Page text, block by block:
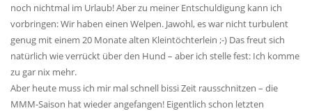
noch nichtmal im Urlaub! Aber zu meiner Entschuldigung kann ich
vorbringen: Wir haben einen Welpen. Jawohl, es war nicht turbulent
genug mit einem 20 Monate alten Kleintöchterlein ;-) Das freut sich
natürlich wie verrückt über den Hund – aber ich stelle fest: Ich komme
zu gar nix mehr.
Aber heute muss ich mir mal schnell bissi Zeit rausschnitzen – die
MMM-Saison hat wieder angefangen! Eigentlich schon letzten